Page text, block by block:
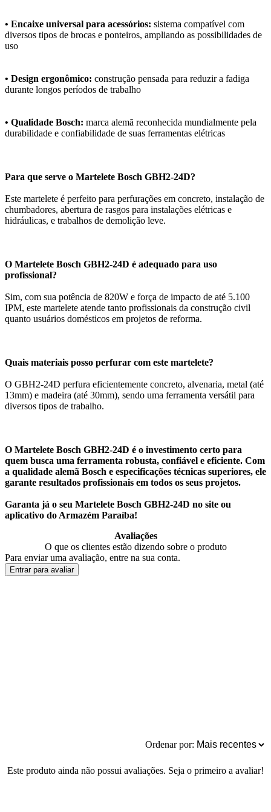
• Encaixe universal para acessórios: sistema compatível com
diversos tipos de brocas e ponteiros, ampliando as possibilidades de
uso
• Design ergonômico: construção pensada para reduzir a fadiga
durante longos períodos de trabalho
• Qualidade Bosch: marca alemã reconhecida mundialmente pela
durabilidade e confiabilidade de suas ferramentas elétricas
Para que serve o Martelete Bosch GBH2-24D?
Este martelete é perfeito para perfurações em concreto, instalação de
chumbadores, abertura de rasgos para instalações elétricas e
hidráulicas, e trabalhos de demolição leve.
O Martelete Bosch GBH2-24D é adequado para uso
profissional?
Sim, com sua potência de 820W e força de impacto de até 5.100
IPM, este martelete atende tanto profissionais da construção civil
quanto usuários domésticos em projetos de reforma.
Quais materiais posso perfurar com este martelete?
O GBH2-24D perfura eficientemente concreto, alvenaria, metal (até
13mm) e madeira (até 30mm), sendo uma ferramenta versátil para
diversos tipos de trabalho.
O Martelete Bosch GBH2-24D é o investimento certo para
quem busca uma ferramenta robusta, confiável e eficiente. Com
a qualidade alemã Bosch e especificações técnicas superiores, ele
garante resultados profissionais em todos os seus projetos.
Garanta já o seu Martelete Bosch GBH2-24D no site ou
aplicativo do Armazém Paraíba!
Avaliações
O que os clientes estão dizendo sobre o produto
Para enviar uma avaliação, entre na sua conta.
Entrar para avaliar
Ordenar por:
Este produto ainda não possui avaliações. Seja o primeiro a avaliar!